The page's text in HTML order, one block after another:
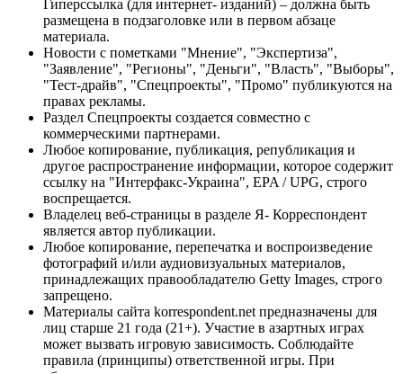
Гиперссылка (для интернет- изданий) – должна быть
размещена в подзаголовке или в первом абзаце
материала.
Новости с пометками "Мнение", "Экспертиза",
"Заявление", "Регионы", "Деньги", "Власть", "Выборы",
"Тест-драйв", "Спецпроекты", "Промо" публикуются на
правах рекламы.
Раздел Спецпроекты создается совместно с
коммерческими партнерами.
Любое копирование, публикация, републикация и
другое распространение информации, которое содержит
ссылку на "Интерфакс-Украина", EPA / UPG, строго
воспрещается.
Владелец веб-страницы в разделе Я- Корреспондент
является автор публикации.
Любое копирование, перепечатка и воспроизведение
фотографий и/или аудиовизуальных материалов,
принадлежащих правообладателю Getty Images, строго
запрещено.
Материалы сайта korrespondent.net предназначены для
лиц старше 21 года (21+). Участие в азартных играх
может вызвать игровую зависимость. Соблюдайте
правила (принципы) ответственной игры. При